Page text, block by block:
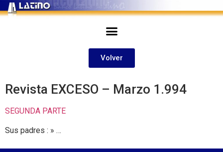
Volver
Revista EXCESO – Marzo 1.994
SEGUNDA PARTE
Sus padres : » …